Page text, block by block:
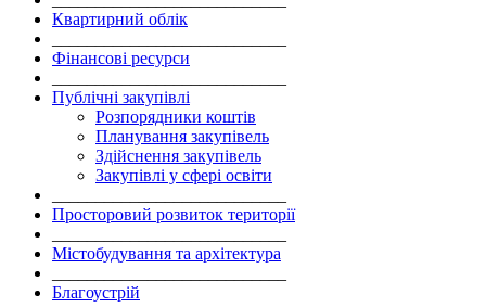
Квартирний облік
Фінансові ресурси
Публічні закупівлі
Розпорядники коштів
Планування закупівель
Здійснення закупівель
Закупівлі у сфері освіти
Просторовий розвиток території
Містобудування та архітектура
Благоустрій